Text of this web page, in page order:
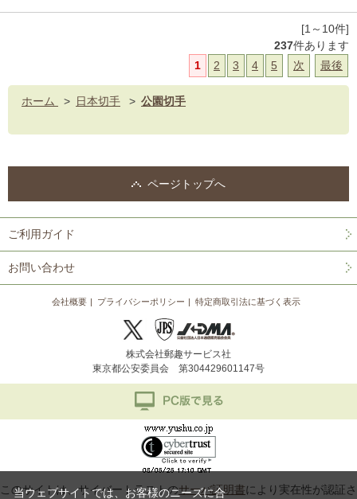
[1～10件]
237件あります
1
2 3 4 5 次 最後
ホーム > 日本切手 > 公園切手
ページトップへ
ご利用ガイド
お問い合わせ
会社概要 プライバシーポリシー 特定商取引法に基づく表示
株式会社郵趣サービス社
東京都公安委員会 第304429601147号
このサイトは、サイバートラストのサーバ証明書により実在性が認証さ
当ウェブサイトでは、お客様のニーズに合